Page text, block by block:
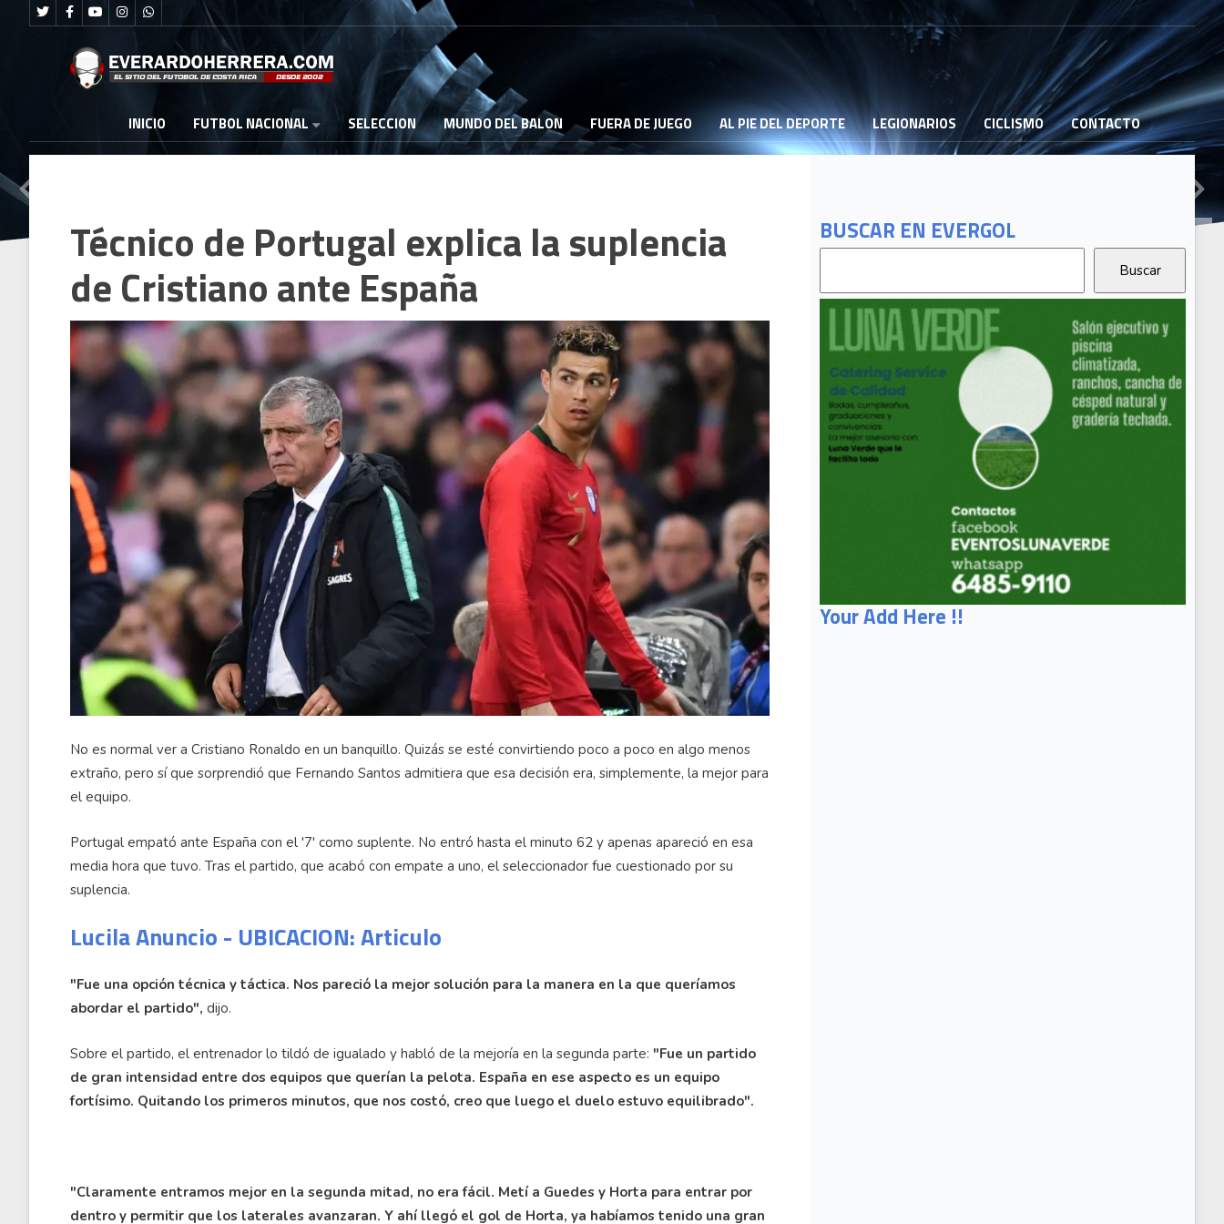
INICIO FUTBOL NACIONAL SELECCION MUNDO DEL BALON FUERA DE JUEGO AL PIE DEL DEPORTE LEGIONARIOS CICLISMO CONTACTO
BUSCAR EN EVERGOL
Your Add Here !!
Técnico de Portugal explica la suplencia
de Cristiano ante España
No es normal ver a Cristiano Ronaldo en un banquillo. Quizás se esté convirtiendo poco a poco en algo menos
extraño, pero sí que sorprendió que Fernando Santos admitiera que esa decisión era, simplemente, la mejor para
el equipo.
Portugal empató ante España con el '7' como suplente. No entró hasta el minuto 62 y apenas apareció en esa
media hora que tuvo. Tras el partido, que acabó con empate a uno, el seleccionador fue cuestionado por su
suplencia.
Lucila Anuncio - UBICACION: Articulo
"Fue una opción técnica y táctica. Nos pareció la mejor solución para la manera en la que queríamos
abordar el partido", dijo.
Sobre el partido, el entrenador lo tildó de igualado y habló de la mejoría en la segunda parte: "Fue un partido
de gran intensidad entre dos equipos que querían la pelota. España en ese aspecto es un equipo
fortísimo. Quitando los primeros minutos, que nos costó, creo que luego el duelo estuvo equilibrado".
"Claramente entramos mejor en la segunda mitad, no era fácil. Metí a Guedes y Horta para entrar por
dentro y permitir que los laterales avanzaran. Y ahí llegó el gol de Horta, ya habíamos tenido una gran